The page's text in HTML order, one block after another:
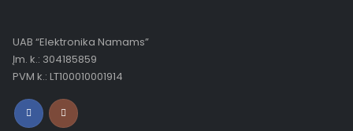
UAB “Elektronika Namams”
Įm. k.: 304185859
PVM k.: LT100010001914